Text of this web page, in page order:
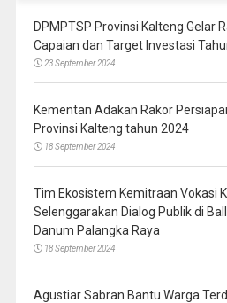
DPMPTSP Provinsi Kalteng Gelar
Capaian dan Target Investasi
23 September 2024
Kementan Adakan Rakor
Provinsi Kalteng tahun 2024
18 September 2024
Tim Ekosistem Kemitraan Vokasi
Selenggarakan Dialog Publik di
Danum Palangka Raya
18 September 2024
Agustiar Sabran Bantu Warga